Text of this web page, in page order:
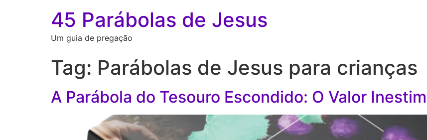
45 Parábolas de Jesus
Um guia de pregação
Tag: Parábolas de Jesus para crianças
A Parábola do Tesouro Escondido: O Valor